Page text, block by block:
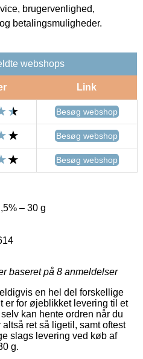
brugervenlighed,
betalingsmuligheder.
webshops
Link
Besøg webshop
Besøg webshop
Besøg webshop
– 30 g
baseret på 8 anmeldelser
en hel del forskellige
er for øjeblikket levering til et
kan hente ordren når du
ret så ligetil, samt oftest
slags levering ved køb af
g.